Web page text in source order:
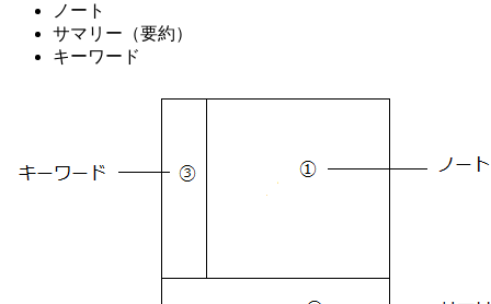
ノート
サマリー（要約）
キーワード